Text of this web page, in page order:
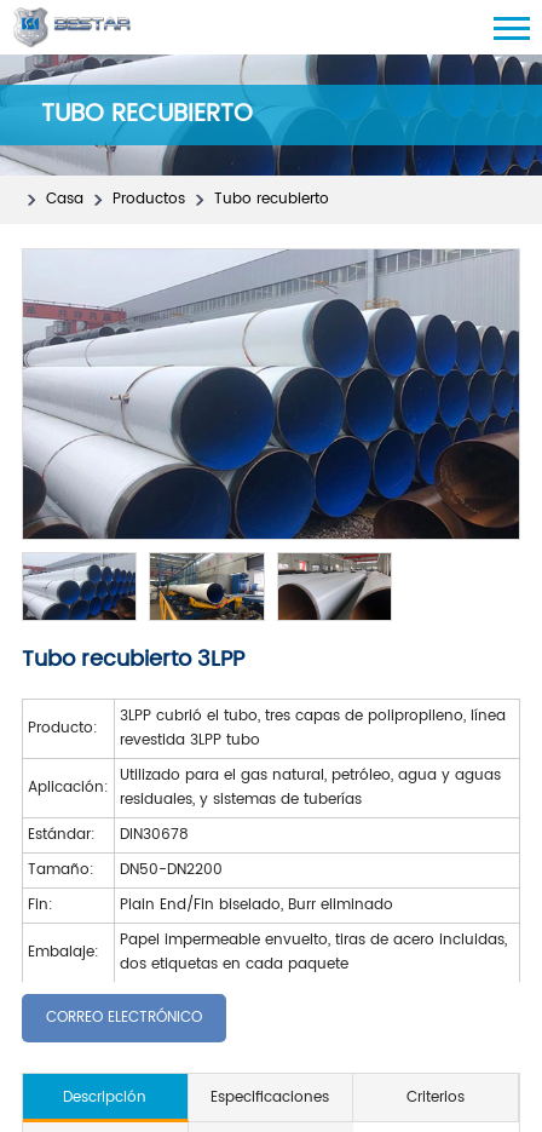
TUBO RECUBIERTO
Casa Productos Tubo recubierto
Tubo recubierto 3LPP
Producto:
3LPP cubrió el tubo, tres capas de polipropileno, línea
revestida 3LPP tubo
Aplicación:
Utilizado para el gas natural, petróleo, agua y aguas
residuales, y sistemas de tuberías
Estándar:
DIN30678
Tamaño:
DN50-DN2200
Fin:
Plain End/Fin biselado, Burr eliminado
Embalaje:
Papel impermeable envuelto, tiras de acero incluidas,
dos etiquetas en cada paquete
CORREO ELECTRÓNICO
Descripción Especificaciones Criterios